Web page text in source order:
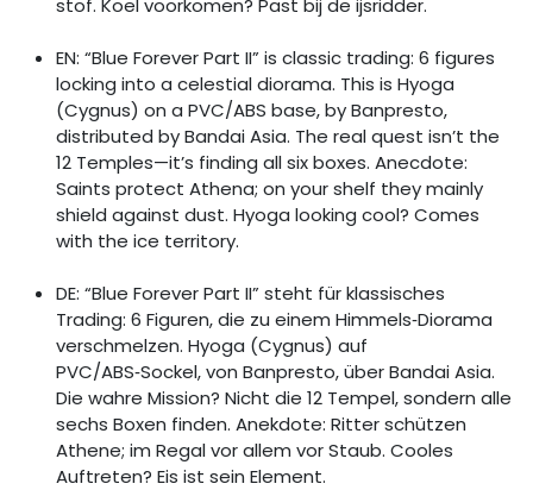
stof. Koel voorkomen? Past bij de ijsridder.
EN: “Blue Forever Part II” is classic trading: 6 figures
locking into a celestial diorama. This is Hyoga
(Cygnus) on a PVC/ABS base, by Banpresto,
distributed by Bandai Asia. The real quest isn’t the
12 Temples—it’s finding all six boxes. Anecdote:
Saints protect Athena; on your shelf they mainly
shield against dust. Hyoga looking cool? Comes
with the ice territory.
DE: “Blue Forever Part II” steht für klassisches
Trading: 6 Figuren, die zu einem Himmels‑Diorama
verschmelzen. Hyoga (Cygnus) auf
PVC/ABS‑Sockel, von Banpresto, über Bandai Asia.
Die wahre Mission? Nicht die 12 Tempel, sondern alle
sechs Boxen finden. Anekdote: Ritter schützen
Athene; im Regal vor allem vor Staub. Cooles
Auftreten? Eis ist sein Element.